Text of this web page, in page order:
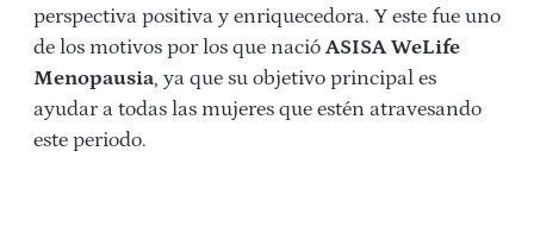
perspectiva positiva y enriquecedora. Y este fue uno
de los motivos por los que nació ASISA WeLife
Menopausia, ya que su objetivo principal es
ayudar a todas las mujeres que estén atravesando
este periodo.